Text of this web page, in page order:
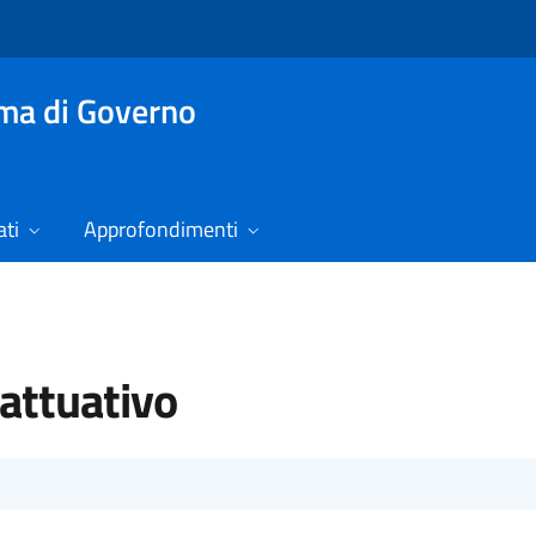
di Governo
Approfondimenti